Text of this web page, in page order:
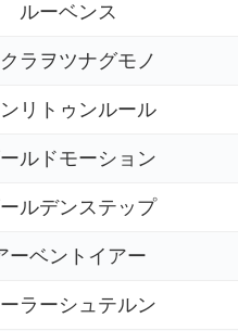
ルーベンス
ラヲツナグモノ
リトゥンルール
ルドモーション
ルデンステップ
ーベントイアー
ラーシュテルン